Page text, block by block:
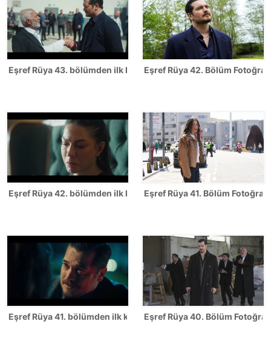
Eşref Rüya 43. bölümden ilk karelerEşref Rüya 42. Bölüm
Eşref Rüya 42. bölümden ilk karelerEşref Rüya 41. Bölüm
Eşref Rüya 41. bölümden ilk karelerEşref Rüya 40. Bölüm